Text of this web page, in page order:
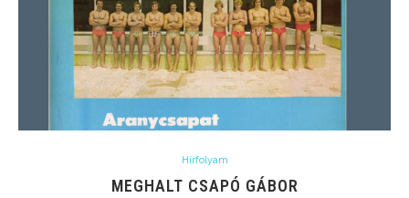
Hírfolyam
MEGHALT CSAPÓ GÁBOR